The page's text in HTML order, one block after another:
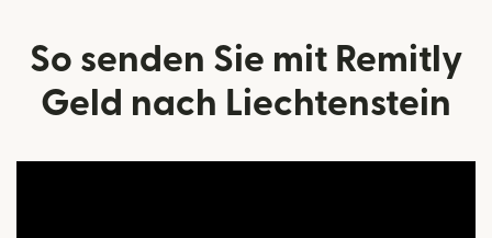
So senden Sie mit Remitly
Geld nach Liechtenstein